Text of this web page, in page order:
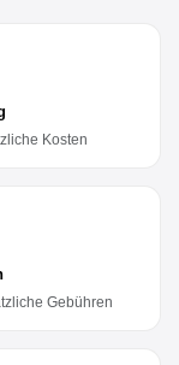
Kosten
Gebühren